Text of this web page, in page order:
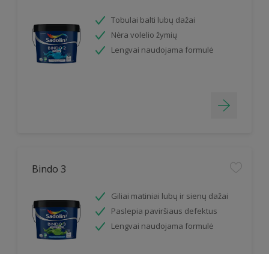
Tobulai balti lubų dažai
Nėra volelio žymių
Lengvai naudojama formulė
Bindo 3
Giliai matiniai lubų ir sienų dažai
Paslepia paviršiaus defektus
Lengvai naudojama formulė